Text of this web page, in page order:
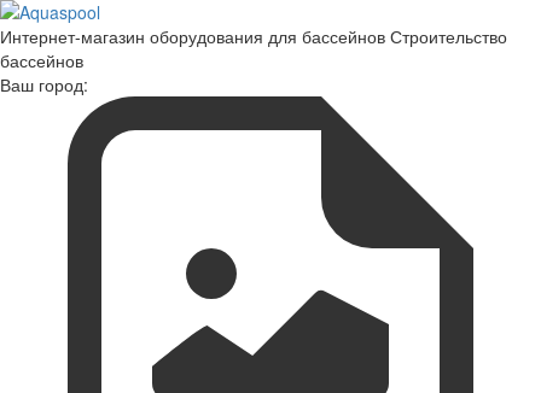
Интернет-магазин оборудования для бассейнов Строительство
бассейнов
Ваш город: